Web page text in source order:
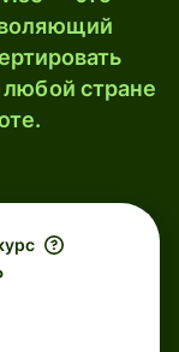
любой стране